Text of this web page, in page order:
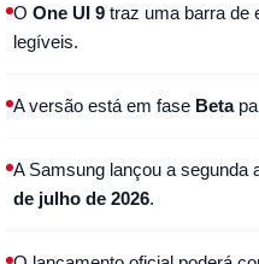
O One UI 9traz uma barra de
legíveis.
A versão está em fase Beta
A Samsung lançou a segunda
de julho de 2026.